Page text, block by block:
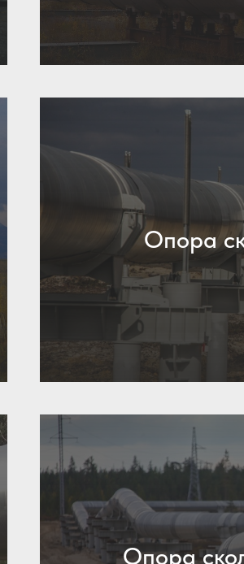
Опора
Опора